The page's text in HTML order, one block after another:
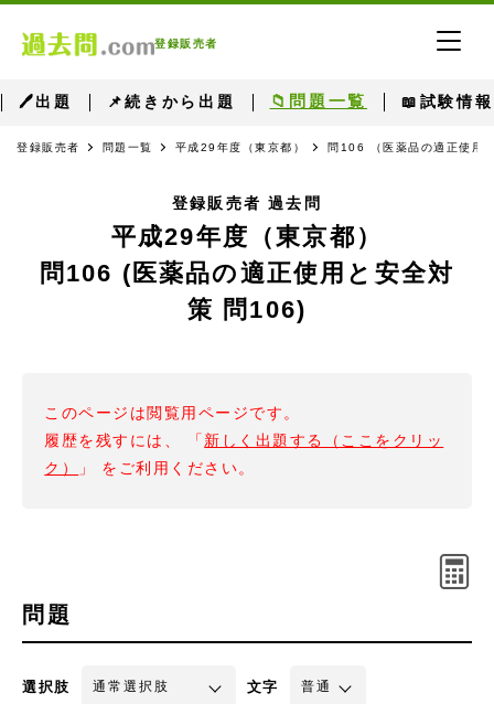
登録販売者
🖊出題 📌続きから出題 📁問題一覧 📖試験情報
登録販売者 問題一覧 平成29年度（東京都） 問106 （医薬品の適正使用
登録販売者 過去問
平成29年度（東京都）
問106 (医薬品の適正使用と安全対
策 問106)
このページは閲覧用ページです。
履歴を残すには、 「 新しく出題する（ここをクリッ
ク）
」 をご利用ください。
問題
選択肢 文字